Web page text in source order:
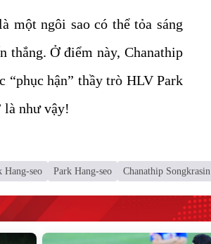
một ngôi sao có thể tỏa sáng
thắng. Ở điểm này, Chanathip
“phục hận” thầy trò HLV Park
là như vậy!
Hang-seo Park Hang-seo Chanathip Songkrasin